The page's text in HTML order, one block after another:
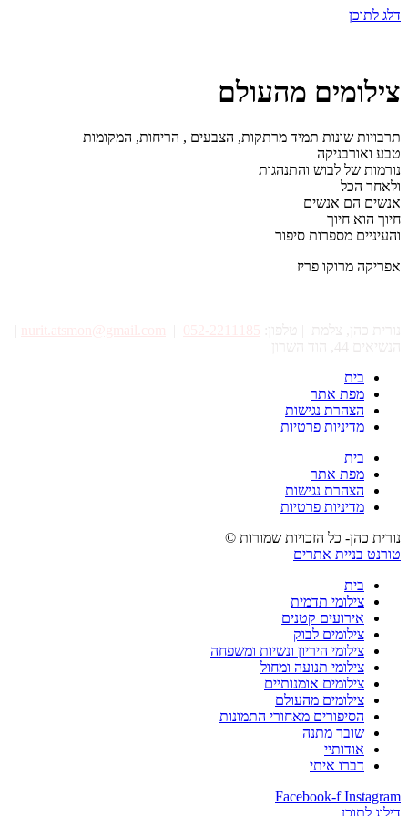
דלג לתוכן
צילומים מהעולם
תרבויות שונות תמיד מרתקות, הצבעים , הריחות, המקומות
טבע ואורבניקה
נורמות של לבוש והתנהגות
ולאחר הכל
אנשים הם אנשים
חיוך הוא חיוך
והעיניים מספרות סיפור
אפריקה מרוקו פריז
בית
מפת אתר
הצהרת נגישות
מדיניות פרטיות
בית
מפת אתר
הצהרת נגישות
מדיניות פרטיות
נורית כהן- כל הזכויות שמורות ©
טורנט בניית אתרים
בית
צילומי תדמית
אירועים קטנים
צילומים לבוק
צילומי היריון ונשיות ומשפחה
צילומי תנועה ומחול
צילומים אומנותיים
צילומים מהעולם
הסיפורים מאחורי התמונות
שובר מתנה
אודותיי
דברו איתי
Facebook-f Instagram
דילוג לתוכן